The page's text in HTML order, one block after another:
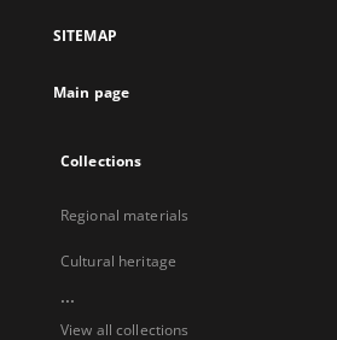
newnewnew
SITEMAP
Main page
Collections
Regional materials
Cultural heritage
...
View all collections